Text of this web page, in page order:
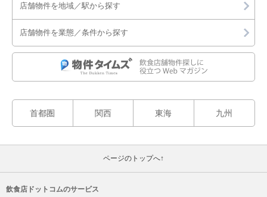
店舗物件を地域／駅から探す
店舗物件を業態／条件から探す
首都圏 関西 東海 九州
ページのトップへ↑
飲食店ドットコムのサービス